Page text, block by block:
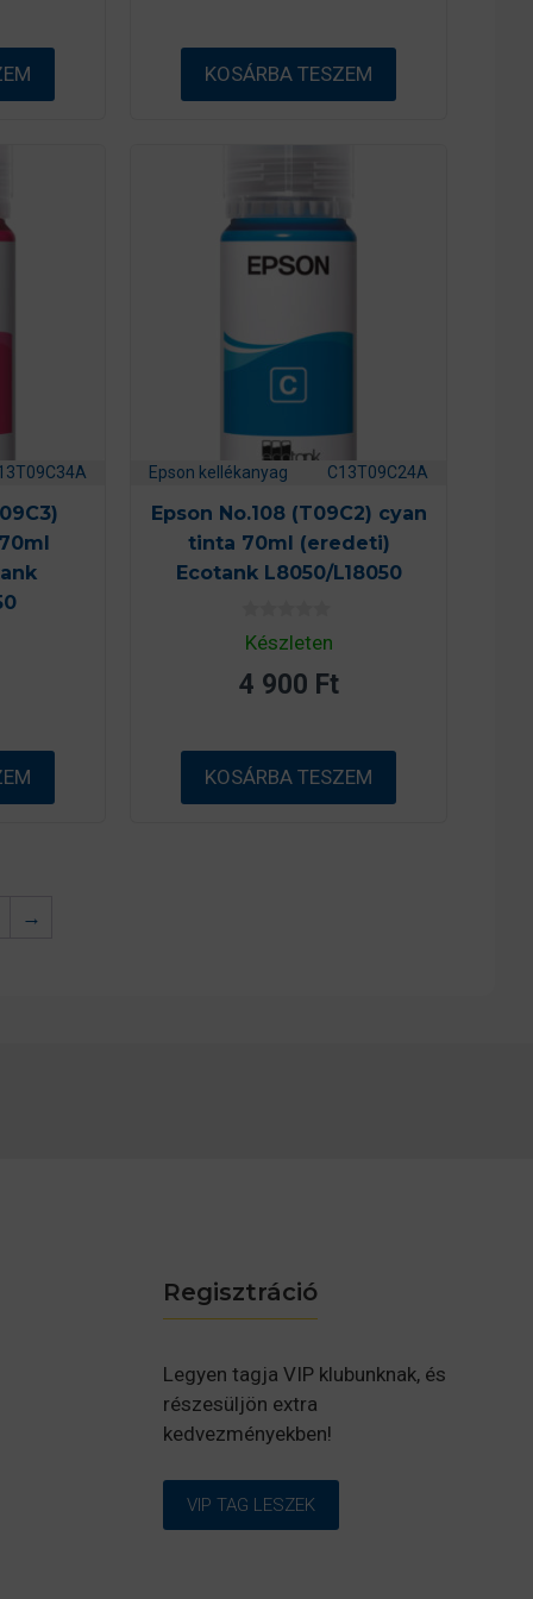
KOSÁRBA TESZEM
Epson kellékanyag C13T09C24A
Epson No.108 (T09C2) cyan
tinta 70ml (eredeti)
Ecotank L8050/L18050
0
a
5
-
l
Készleten
4 900 Ft
KOSÁRBA TESZEM
→
Regisztráció
Legyen tagja VIP klubunknak, és
részesüljön extra
kedvezményekben!
VIP TAG LESZEK